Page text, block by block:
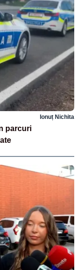
Ionuț Nichita
parcuri